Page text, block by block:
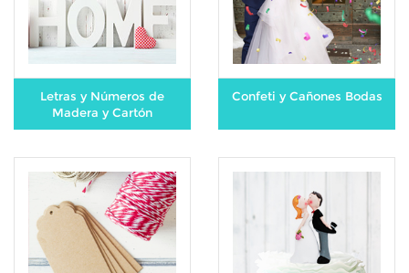
Letras y Números de
Madera y Cartón
Confeti y Cañones Bodas